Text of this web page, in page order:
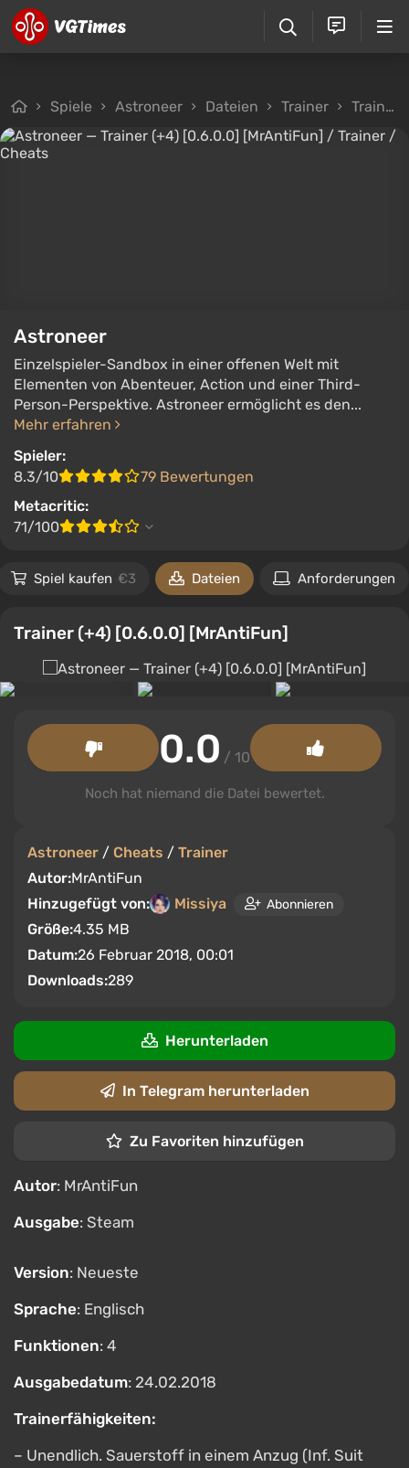
Spiele Astroneer Dateien Trainer Trainer (+4) [0.6.0.0] [MrAntiFun]
Astroneer
Einzelspieler-Sandbox in einer offenen Welt mit
Elementen von Abenteuer, Action und einer Third-
Person-Perspektive. Astroneer ermöglicht es den...
Mehr erfahren
Spieler:
8.3/10
79 Bewertungen
Metacritic:
71/100
Spiel kaufen €3 Dateien Anforderungen
Trainer (+4) [0.6.0.0] [MrAntiFun]
Astroneer / Cheats / Trainer
Autor:MrAntiFun
Hinzugefügt von:
Missiya Abonnieren
Größe:4.35 MB
Datum:26 Februar 2018, 00:01
Downloads:289
0.0 / 10
Noch hat niemand die Datei bewertet.
Herunterladen
In Telegram herunterladen
Zu Favoriten hinzufügen
Autor: MrAntiFun
Ausgabe: Steam
Version: Neueste
Sprache: Englisch
Funktionen: 4
Ausgabedatum: 24.02.2018
Trainerfähigkeiten:
– Unendlich. Sauerstoff in einem Anzug (Inf. Suit